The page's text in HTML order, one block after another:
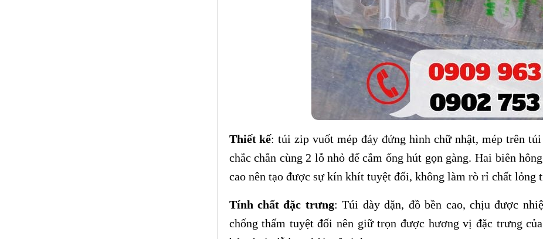
Thiết kế: túi zip vuốt mép đáy đứng hình chữ nhật, mép trên
chắc chắn cùng 2 lỗ nhỏ để cắm ống hút gọn gàng. Hai biên
cao nên tạo được sự kín khít tuyệt đối, không làm rò rỉ chất lỏng
Tính chất đặc trưng: Túi dày dặn, đồ bền cao, chịu được
chống thấm tuyệt đối nên giữ trọn được hương vị đặc trưng